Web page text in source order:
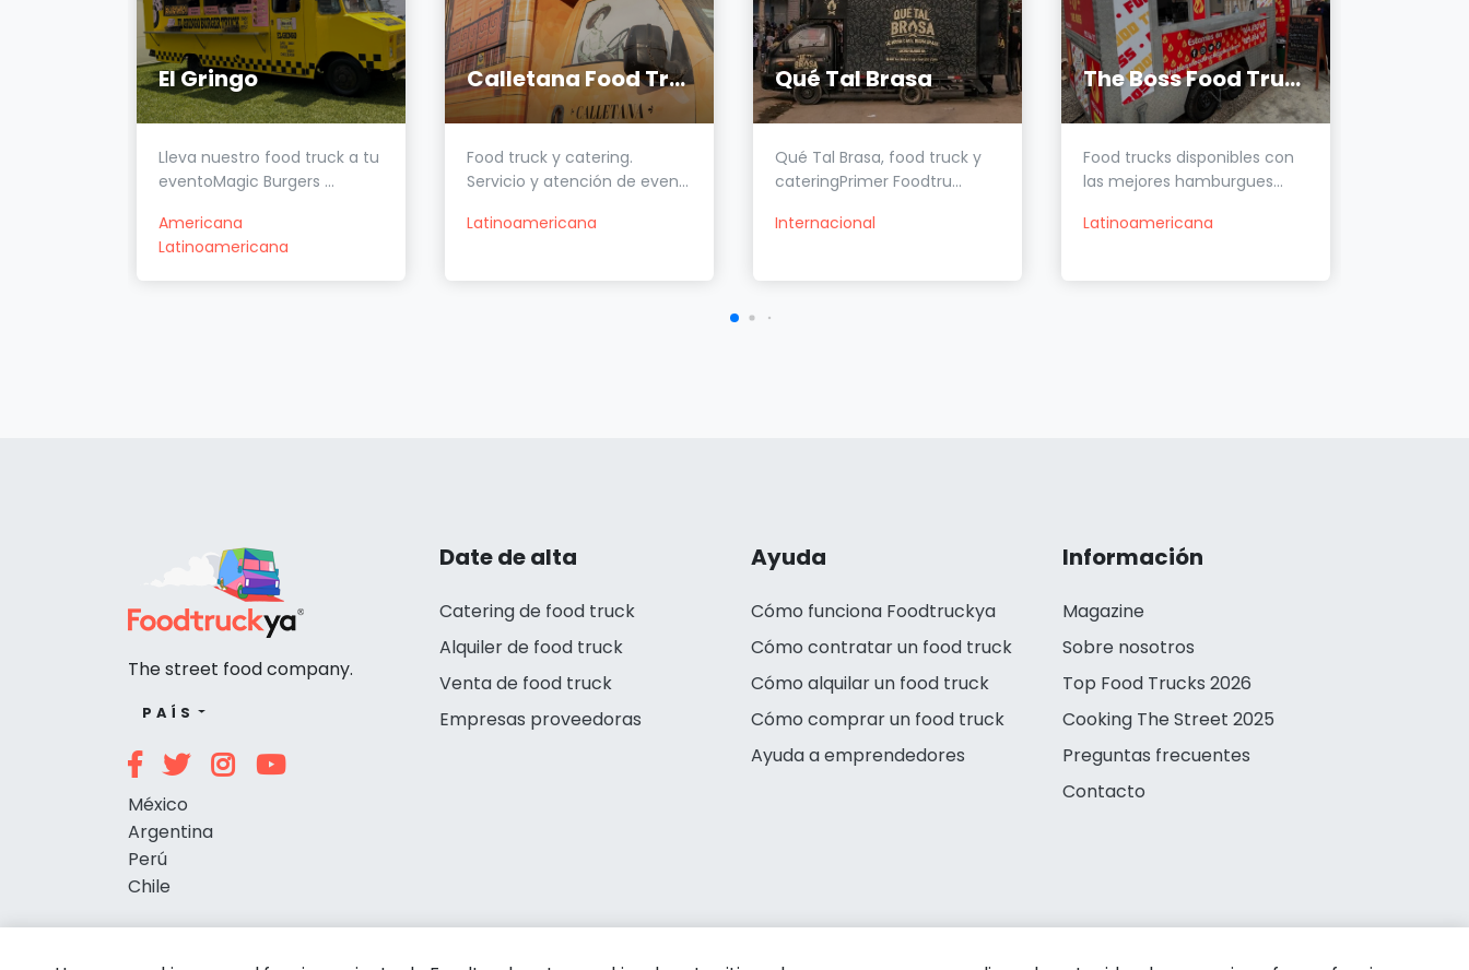
El Gringo
Lleva nuestro food truck a tu
eventoMagic Burgers ...
Americana
Latinoamericana
Calletana Food Truck
Food truck y catering.
Servicio y atención de even...
Latinoamericana
Qué Tal Brasa
Qué Tal Brasa, food truck y
cateringPrimer Foodtru...
Internacional
The Boss Food Truck
Food trucks disponibles con
las mejores hamburgues...
Latinoamericana
Date de alta
Catering de food truck
Alquiler de food truck
Venta de food truck
Empresas proveedoras
Ayuda
Cómo funciona Foodtruckya
Cómo contratar un food truck
Cómo alquilar un food truck
Cómo comprar un food truck
Ayuda a emprendedores
Información
Magazine
Sobre nosotros
Top Food Trucks 2026
Cooking The Street 2025
Preguntas frecuentes
Contacto
The street food company.
PAÍS
México
Argentina
Perú
Chile